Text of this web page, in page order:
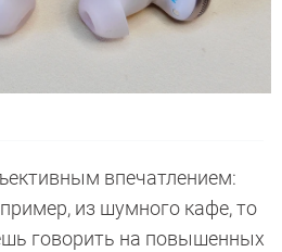
впечатлением:
из шумного кафе, то
говорить на повышенных